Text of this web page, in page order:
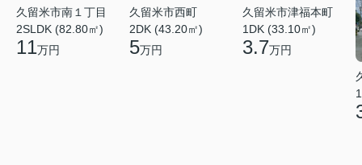
久留米市南１丁目
2SLDK (82.80㎡)
11万円
久留米市西町
2DK (43.20㎡)
5万円
久留米市津福本町
1DK (33.10㎡)
3.7万円